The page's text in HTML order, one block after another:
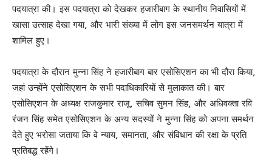
पदयात्रा की। इस पदयात्रा को देखकर हजारीबाग के स्थानीय निवासियों में
खासा उत्साह देखा गया, और भारी संख्या में लोग इस जनसमर्थन यात्रा में
शामिल हुए।
पदयात्रा के दौरान मुन्ना सिंह ने हजारीबाग बार एसोसिएशन का भी दौरा किया,
जहां उन्होंने एसोसिएशन के सभी पदाधिकारियों से मुलाकात की। बार
एसोसिएशन के अध्यक्ष राजकुमार राजू, सचिव सुमन सिंह, और अधिवक्ता रवि
रंजन सिंह समेत एसोसिएशन के अन्य सदस्यों ने मुन्ना सिंह को अपना समर्थन
देते हुए भरोसा जताया कि वे न्याय, समानता, और संविधान की रक्षा के प्रति
प्रतिबद्ध रहेंगे।